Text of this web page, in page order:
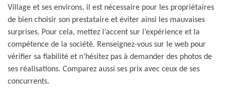
Village et ses environs, il est nécessaire pour les propriétaires
de bien choisir son prestataire et éviter ainsi les mauvaises
surprises. Pour cela, mettez l’accent sur l’expérience et la
compétence de la société. Renseignez-vous sur le web pour
vérifier sa fiabilité et n’hésitez pas à demander des photos de
ses réalisations. Comparez aussi ses prix avec ceux de ses
concurrents.